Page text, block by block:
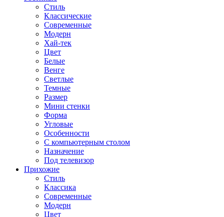
Стиль
Классические
Современные
Модерн
Хай-тек
Цвет
Белые
Венге
Светлые
Темные
Размер
Мини стенки
Форма
Угловые
Особенности
С компьютерным столом
Назначение
Под телевизор
Прихожие
Стиль
Классика
Современные
Модерн
Цвет